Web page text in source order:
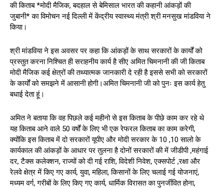
की किताब *मोदी मैजिक, बदहाल से बेमिसाल भारत की कहानी आंकड़ों की
जुबानी* का विमोचन नई दिल्ली में केंद्रीय स्वास्थ्य मंत्री श्री मनसुख मांडविया ने
किया।
श्री मांडविया ने इस अवसर पर कहा कि आंकड़ों के साथ सरकारों के कार्यों को
प्रस्तुत करना निश्चित ही सराहनीय कार्य है सीए अमित चिमनानी की जी किताब
मोदी मैजिक कई क्षेत्रों की तथ्यात्मक जानकारी दे रही है इससे सभी को सरकारों
के कार्यों को समझने में आसानी होगी।अमित चिमनानी जी को पुनः इस कार्य हेतु
बधाई देता हूं।
अमित ने बताया कि वह पिछले कई महीनो से इस किताब के पीछे काम कर रहे थे
यह किताब आने वाले 50 वर्षों के लिए भी एक रेफरल किताब का काम करेगी,
क्योंकि इस किताब में दो सरकारों यूपीए और मोदी सरकार के 10 ,10 सालो के
कार्यकाल की आंकड़ों के आधार पर तुलना है दोनों सरकारों की में जीडीपी ,महंगाई
दर, टैक्स कलेक्शन, राज्यों को दी गई राशि, विदेशी निवेश, एक्सपोर्ट ,रक्षा और
रेलवे क्षेत्र में किए गए कार्य, युवा, महिला, किसानों के लिए चलाई गई योजनाएं,
मध्यम वर्ग, गरीबों के लिए किए गए कार्य, धार्मिक विरासत का पुनर्जीवित होना,